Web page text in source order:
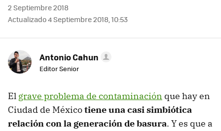
2 Septiembre 2018
Actualizado 4 Septiembre 2018, 10:53
Antonio Cahun
Editor Senior
El grave problema de contaminación que hay en
Ciudad de Méxicotiene una casi simbiótica
relación con la generación de basura. Y es que a